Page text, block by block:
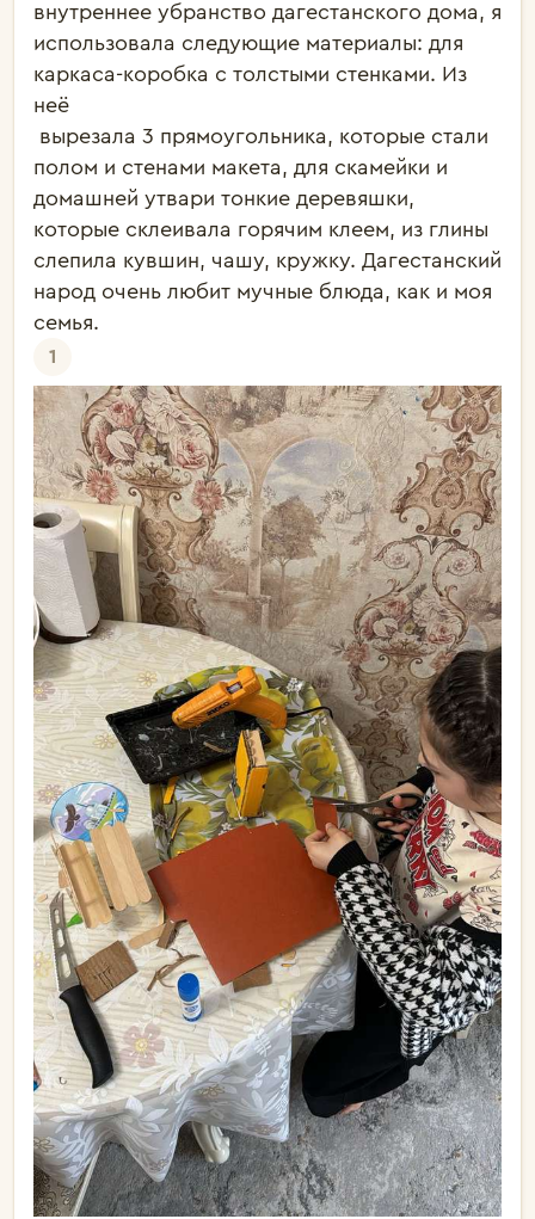
внутреннее убранство дагестанского дома, я
использовала следующие материалы: для
каркаса-коробка с толстыми стенками. Из
неё
полом и стенами макета, для скамейки и
домашней утвари тонкие деревяшки,
которые склеивала горячим клеем, из глины
слепила кувшин, чашу, кружку. Дагестанский
народ очень любит мучные блюда, как и моя
семья.
1